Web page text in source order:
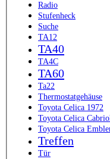
Radio
Stufenheck
Suche
TA12
TA40
TA4C
TA60
Ta22
Thermostatgehäuse
Toyota Celica 1972
Toyota Celica
Toyota Celica
Treffen
Tür